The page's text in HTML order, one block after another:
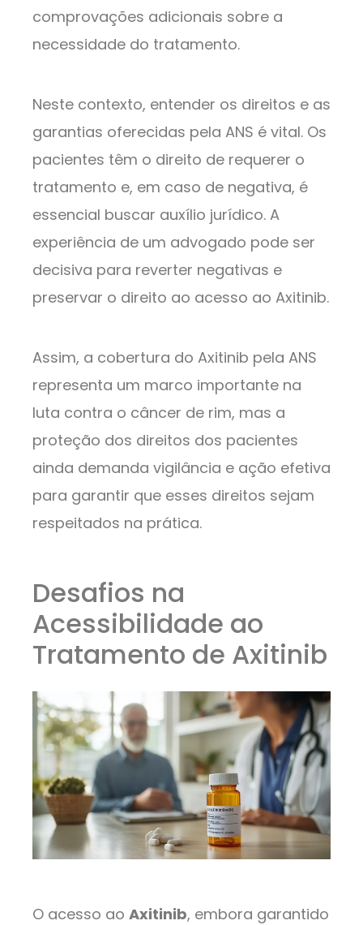
comprovações adicionais sobre a
necessidade do tratamento.
Neste contexto, entender os direitos e as
garantias oferecidas pela ANS é vital. Os
pacientes têm o direito de requerer o
tratamento e, em caso de negativa, é
essencial buscar auxílio jurídico. A
experiência de um advogado pode ser
decisiva para reverter negativas e
preservar o direito ao acesso ao Axitinib.
Assim, a cobertura do Axitinib pela ANS
representa um marco importante na
luta contra o câncer de rim, mas a
proteção dos direitos dos pacientes
ainda demanda vigilância e ação efetiva
para garantir que esses direitos sejam
respeitados na prática.
Desafios na
Acessibilidade ao
Tratamento de Axitinib
O acesso ao Axitinib, embora garantido